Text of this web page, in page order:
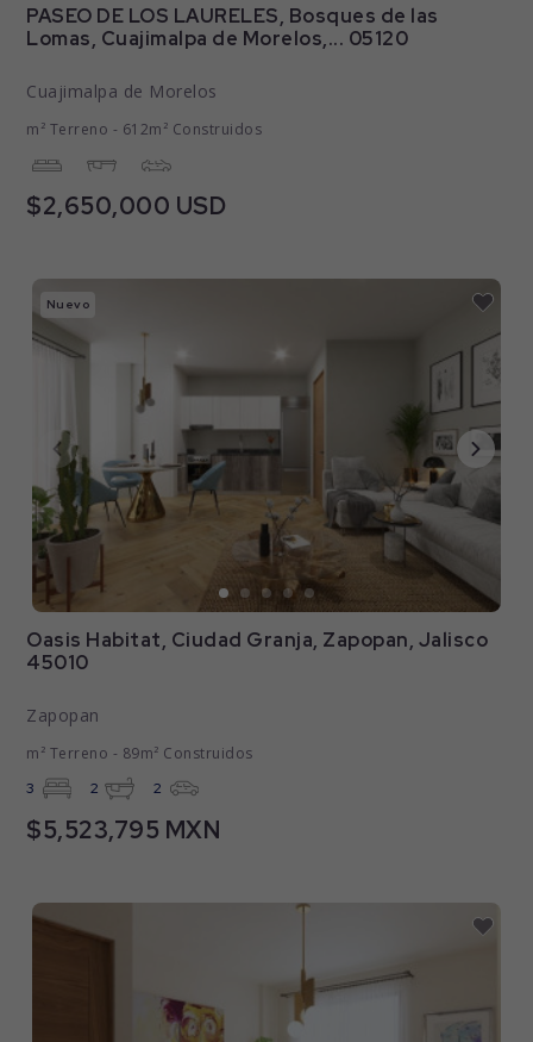
PASEO DE LOS LAURELES, Bosques de las
Lomas, Cuajimalpa de Morelos,... 05120
Cuajimalpa de Morelos
m² Terreno - 612m² Construidos
$2,650,000 USD
Oasis Habitat, Ciudad Granja, Zapopan, Jalisco
45010
Zapopan
m² Terreno - 89m² Construidos
3 2 2
$5,523,795 MXN
Nuevo